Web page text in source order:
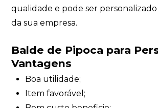
qualidade e pode ser
da sua empresa.
Balde de Pipoca para
Vantagens
Boa utilidade;
Item favorável;